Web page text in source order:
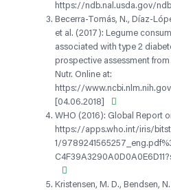
https://ndb.nal.usda.gov/
Becerra-Tomás, N., Díaz-
et al. (2017): Legume
associated with type 2
prospective assessment from
Nutr. Online at:
https://
[04.06.2018]
WHO (2016): Global Report
https://apps.who.int/iris/
1/
Kristensen, M. D., Bendsen,